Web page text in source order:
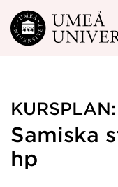
Hoppa direkt till
KURSPLAN:
Samiska
hp